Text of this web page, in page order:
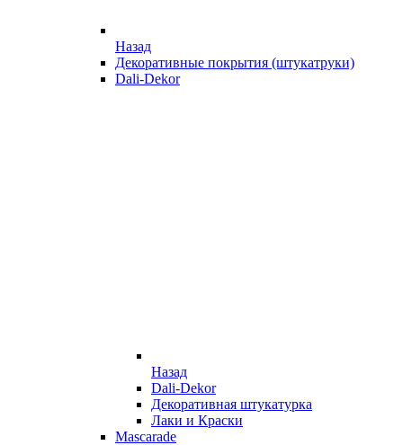
Назад
Декоративные покрытия (штукатруки)
Dali-Dekor
Назад
Dali-Dekor
Декоративная штукатурка
Лаки и Краски
Mascarade